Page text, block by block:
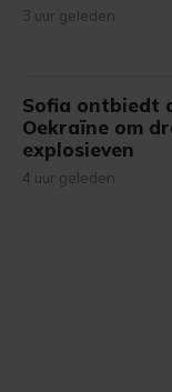
3 uur geleden
Sofia ontbiedt
Oekraïne om
explosieven
4 uur geleden